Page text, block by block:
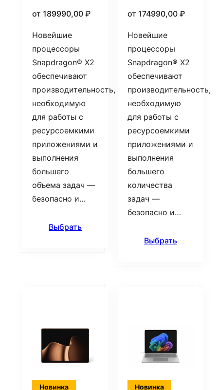
от 189990,00 ₽
Новейшие
процессоры
Snapdragon® X2
обеспечивают
производительность,
необходимую
для работы с
ресурсоемкими
приложениями и
выполнения
большего
объема задач —
безопасно и…
Выбрать
от 174990,00 ₽
Новейшие
процессоры
Snapdragon® X2
обеспечивают
производительность,
необходимую
для работы с
ресурсоемкими
приложениями и
выполнения
большего
количества
задач —
безопасно и…
Выбрать
Новинка Новинка